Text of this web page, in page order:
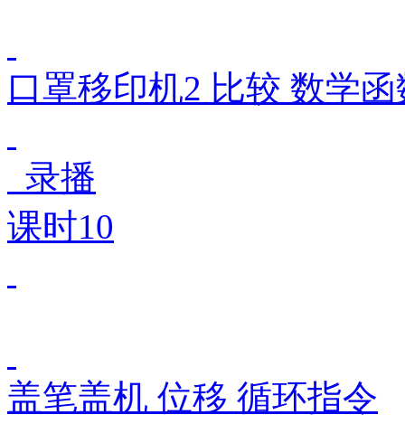
口罩移印机2 比较 数学
录播
课时10
盖笔盖机 位移 循环指令